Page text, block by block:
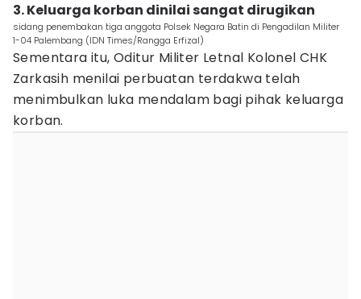
3. Keluarga korban dinilai sangat dirugikan
sidang penembakan tiga anggota Polsek Negara Batin di Pengadilan Militer
1-04 Palembang (IDN Times/Rangga Erfizal)
Sementara itu, Oditur Militer Letnal Kolonel CHK
Zarkasih menilai perbuatan terdakwa telah
menimbulkan luka mendalam bagi pihak keluarga
korban.